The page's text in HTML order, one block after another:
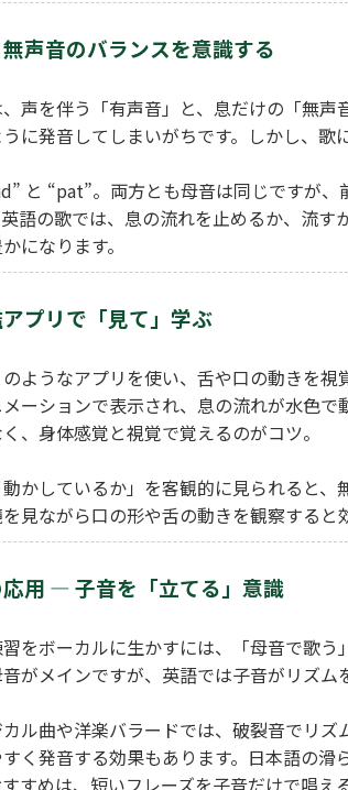
声音のバランスを意識する
声を伴う「有声音」と、息だけの「無
に発音してしまいがちです。しかし、歌
と “pat”。両方とも母音は同じですが
語の歌では、息の流れを止めるか、流
になります。
プリで「見て」学ぶ
のようなアプリを使い、舌や口の動きを
ーションで表示され、息の流れが水色
、身体感覚と視覚で覚えるのがコツ。
動かしているか」を客観的に見られると
見ながら口の形や舌の動きを観察すると
用 ― 子音を「立てる」意識
をボーカルに生かすには、「母音で歌う
がメインですが、英語では子音がリズム
ル曲や洋楽バラードでは、破裂音でリ
く発音する効果もあります。日本語の
すめは、短いフレーズを子音だけで唱